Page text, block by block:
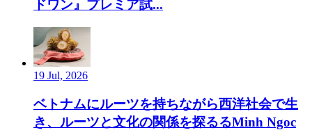
ドワン』プレミア試...
19 Jul, 2026
ベトナムにルーツを持ちながら西洋社会で生
き、ルーツと文化の関係を探るるMinh Ngoc